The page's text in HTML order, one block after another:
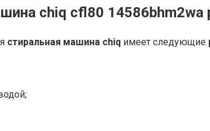
chiq cfl80
стиральная машина chiq имеет следующие